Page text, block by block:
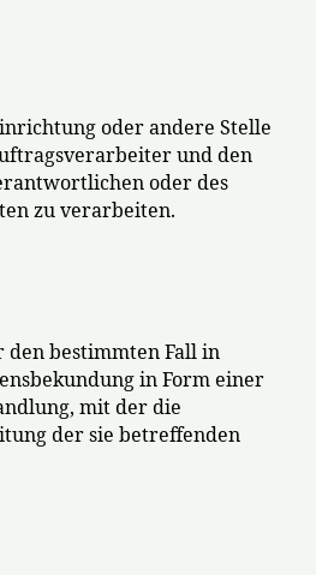
oder andere Stelle
und den
oder des
zu verarbeiten.
bestimmten Fall in
in Form einer
mit der die
der sie betreffenden